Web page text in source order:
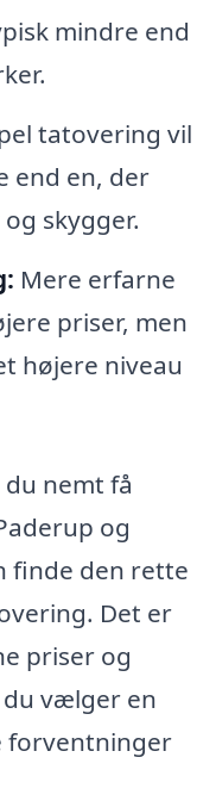
mindre end
tatovering vil
end en, der
skygger.
Mere erfarne
priser, men
højere niveau
nemt få
og
finde den rette
Det er
priser og
vælger en
forventninger